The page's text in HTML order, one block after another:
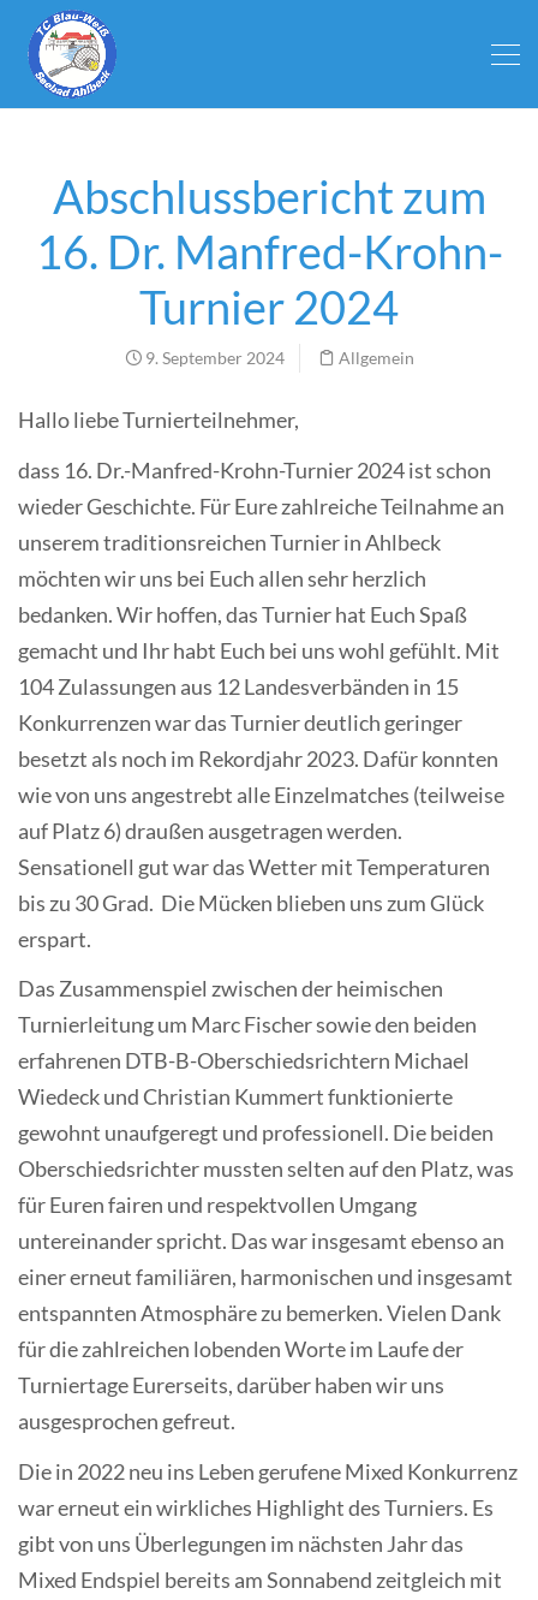
Abschlussbericht zum
16. Dr. Manfred-Krohn-
Turnier 2024
9. September 2024 Allgemein
Hallo liebe Turnierteilnehmer,
dass 16. Dr.-Manfred-Krohn-Turnier 2024 ist schon
wieder Geschichte. Für Eure zahlreiche Teilnahme an
unserem traditionsreichen Turnier in Ahlbeck
möchten wir uns bei Euch allen sehr herzlich
bedanken. Wir hoffen, das Turnier hat Euch Spaß
gemacht und Ihr habt Euch bei uns wohl gefühlt. Mit
104 Zulassungen aus 12 Landesverbänden in 15
Konkurrenzen war das Turnier deutlich geringer
besetzt als noch im Rekordjahr 2023. Dafür konnten
wie von uns angestrebt alle Einzelmatches (teilweise
auf Platz 6) draußen ausgetragen werden.
Sensationell gut war das Wetter mit Temperaturen
bis zu 30 Grad. Die Mücken blieben uns zum Glück
erspart.
Das Zusammenspiel zwischen der heimischen
Turnierleitung um Marc Fischer sowie den beiden
erfahrenen DTB-B-Oberschiedsrichtern Michael
Wiedeck und Christian Kummert funktionierte
gewohnt unaufgeregt und professionell. Die beiden
Oberschiedsrichter mussten selten auf den Platz, was
für Euren fairen und respektvollen Umgang
untereinander spricht. Das war insgesamt ebenso an
einer erneut familiären, harmonischen und insgesamt
entspannten Atmosphäre zu bemerken. Vielen Dank
für die zahlreichen lobenden Worte im Laufe der
Turniertage Eurerseits, darüber haben wir uns
ausgesprochen gefreut.
Die in 2022 neu ins Leben gerufene Mixed Konkurrenz
war erneut ein wirkliches Highlight des Turniers. Es
gibt von uns Überlegungen im nächsten Jahr das
Mixed Endspiel bereits am Sonnabend zeitgleich mit